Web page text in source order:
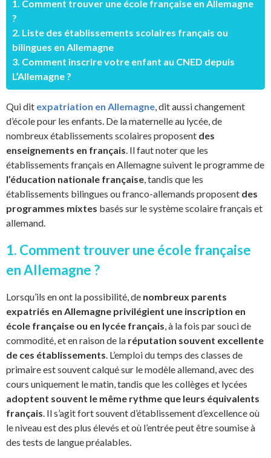
1. Comment trouver une école française en Allemagne
?
2. Liste des établissements scolaires français ou
bilingues en Allemagne
3. Comment inscrire votre enfant au CNED depuis
L’Allemagne ?
Qui dit expatriation en Allemagne, dit aussi changement
d’école pour les enfants. De la maternelle au lycée, de
nombreux établissements scolaires proposent des
enseignements en français. Il faut noter que les
établissements français en Allemagne suivent le programme de
l’éducation nationale française, tandis que les
établissements bilingues ou franco-allemands proposent des
programmes mixtes basés sur le système scolaire français et
allemand.
1. Comment trouver une école française
en Allemagne ?
Lorsqu’ils en ont la possibilité, de nombreux parents
expatriés en Allemagne privilégient une inscription en
école française ou en lycée français, à la fois par souci de
commodité, et en raison de la réputation souvent excellente
de ces établissements. L’emploi du temps des classes de
primaire est souvent calqué sur le modèle allemand, avec des
cours uniquement le matin, tandis que les collèges et lycées
adoptent souvent le même rythme que leurs équivalents
français. Il s’agit fort souvent d’établissement d’excellence où
le niveau est des plus élevés et où l’entrée peut être soumise à
des tests de langue préalables.